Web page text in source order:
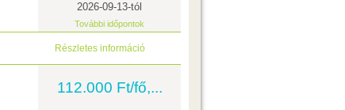
2026-09-13-tól
További időpontok
Részletes információ
112.000 Ft/fő,...